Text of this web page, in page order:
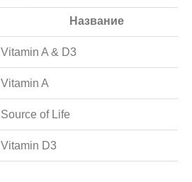
Название
Vitamin A & D3
Vitamin A
Source of Life
Vitamin D3